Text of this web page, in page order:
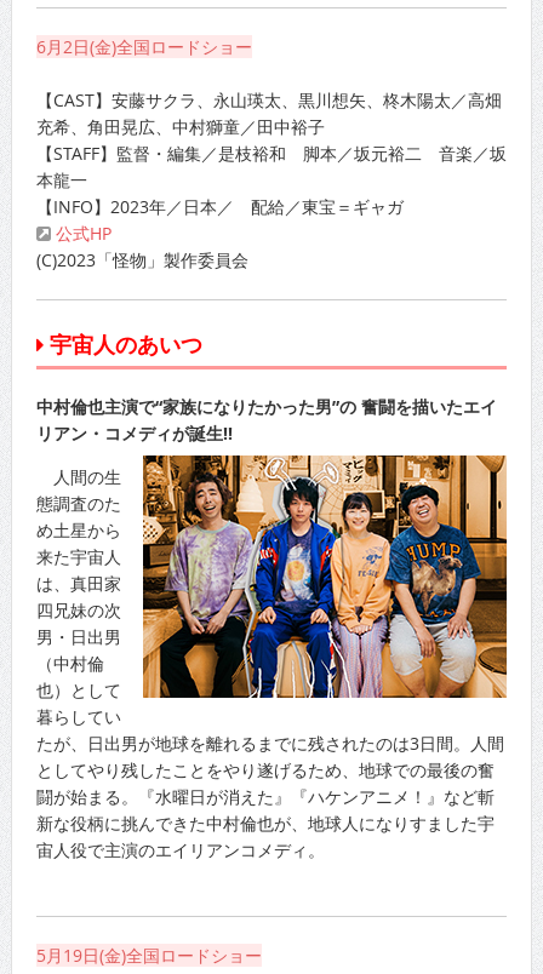
6月2日(金)全国ロードショー
【CAST】安藤サクラ、永山瑛太、黒川想矢、柊木陽太／高畑
充希、角田晃広、中村獅童／田中裕子
【STAFF】監督・編集／是枝裕和 脚本／坂元裕二 音楽／坂
本龍一
【INFO】2023年／日本／ 配給／東宝＝ギャガ
公式HP
(C)2023「怪物」製作委員会
宇宙人のあいつ
中村倫也主演で“家族になりたかった男”の 奮闘を描いたエイ
リアン・コメディが誕生!!
人間の生
態調査のた
め土星から
来た宇宙人
は、真田家
四兄妹の次
男・日出男
（中村倫
也）として
暮らしてい
たが、日出男が地球を離れるまでに残されたのは3日間。人間
としてやり残したことをやり遂げるため、地球での最後の奮
闘が始まる。『水曜日が消えた』『ハケンアニメ！』など斬
新な役柄に挑んできた中村倫也が、地球人になりすました宇
宙人役で主演のエイリアンコメディ。
5月19日(金)全国ロードショー